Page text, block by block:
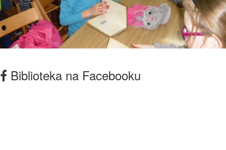
Biblioteka na Facebooku